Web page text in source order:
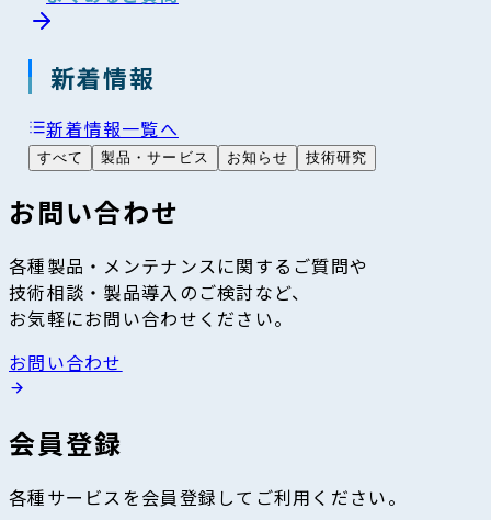
新着情報
新着情報一覧へ
すべて 製品・サービス お知らせ 技術研究
お問い合わせ
各種製品・メンテナンスに関するご質問や
技術相談・製品導入のご検討など、
お気軽にお問い合わせください。
お問い合わせ
会員登録
各種サービスを会員登録してご利用ください。